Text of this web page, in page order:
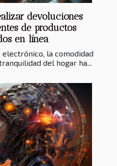
devoluciones
de productos
en línea
la comodidad
del hogar ha...